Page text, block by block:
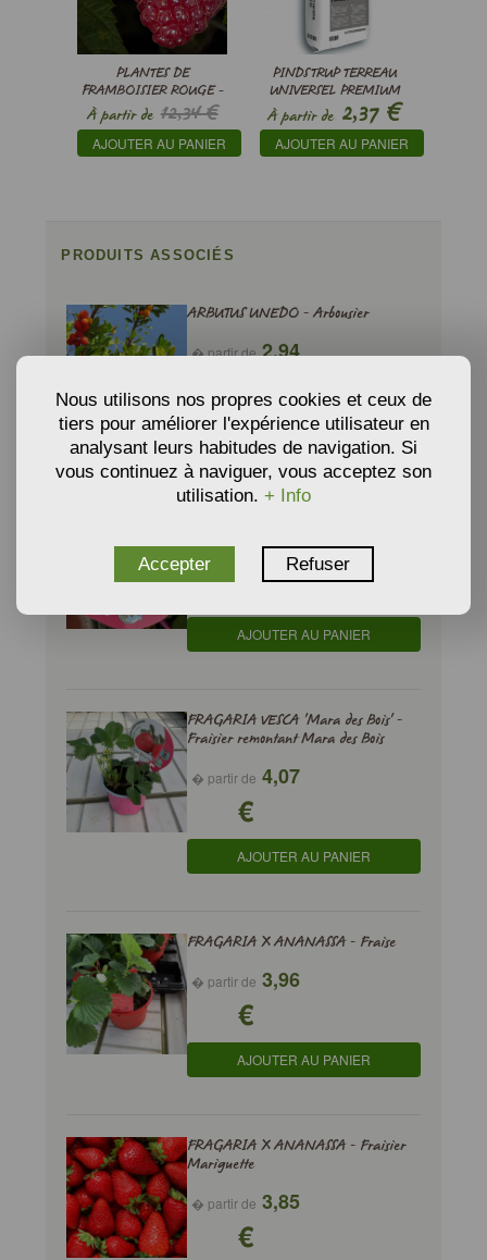
PLANTES DE
FRAMBOISIER ROUGE -
RUBUS IDAEUS
À partir de 12,34 €
10,49€
AJOUTER AU PANIER
PINDSTRUP TERREAU
UNIVERSEL PREMIUM
À partir de2,37€
AJOUTER AU PANIER
PRODUITS ASSOCIÉS
ARBUTUS UNEDO - Arbousier
� partir de2,94
AJOUTER AU PANIER
� partir de 3,42
AJOUTER AU PANIER
FRAGARIA VESCA 'Mara des Bois' -
Fraisier remontant Mara des Bois
� partir de 4,07
€
AJOUTER AU PANIER
FRAGARIA X ANANASSA - Fraise
� partir de 3,96
€
AJOUTER AU PANIER
FRAGARIA X ANANASSA - Fraisier
Mariguette
� partir de 3,85
€
Nous utilisons nos propres cookies et ceux de
tiers pour améliorer l'expérience utilisateur en
analysant leurs habitudes de navigation. Si
vous continuez à naviguer, vous acceptez son
utilisation. + Info
Accepter Refuser